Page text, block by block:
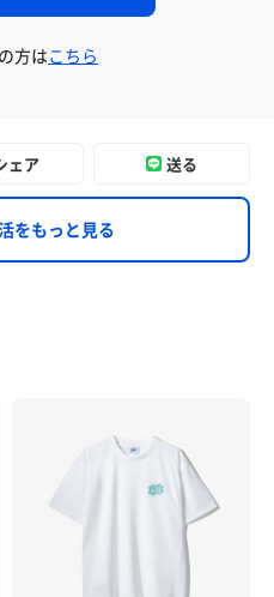
方はこちら
ェア 送る
をもっと見る